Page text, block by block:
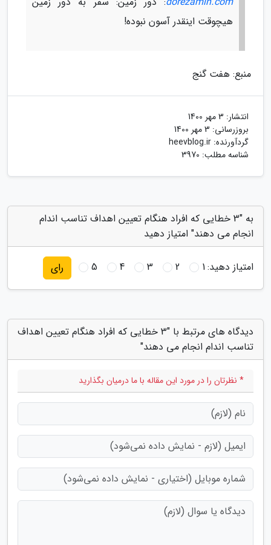
هیچوقت اینقدر آسون نبوده!
منبع: هفت گنج
انتشار: 3 مهر 1400
بروزرسانی: 3 مهر 1400
گردآورنده: heevblog.ir
شناسه مطلب: 3970
به "3 خطایی که افراد هنگام تعیین اهداف تناسب اندام
انجام می دهند" امتیاز دهید
امتیاز دهید:1
2
3
4
5 رای
دیدگاه های مرتبط با "3 خطایی که افراد هنگام تعیین اهداف
تناسب اندام انجام می دهند"
* نظرتان را در مورد این مقاله با ما درمیان بگذارید